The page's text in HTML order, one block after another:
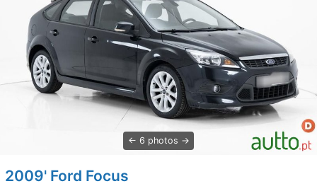
6 photos
2009' Ford Focus